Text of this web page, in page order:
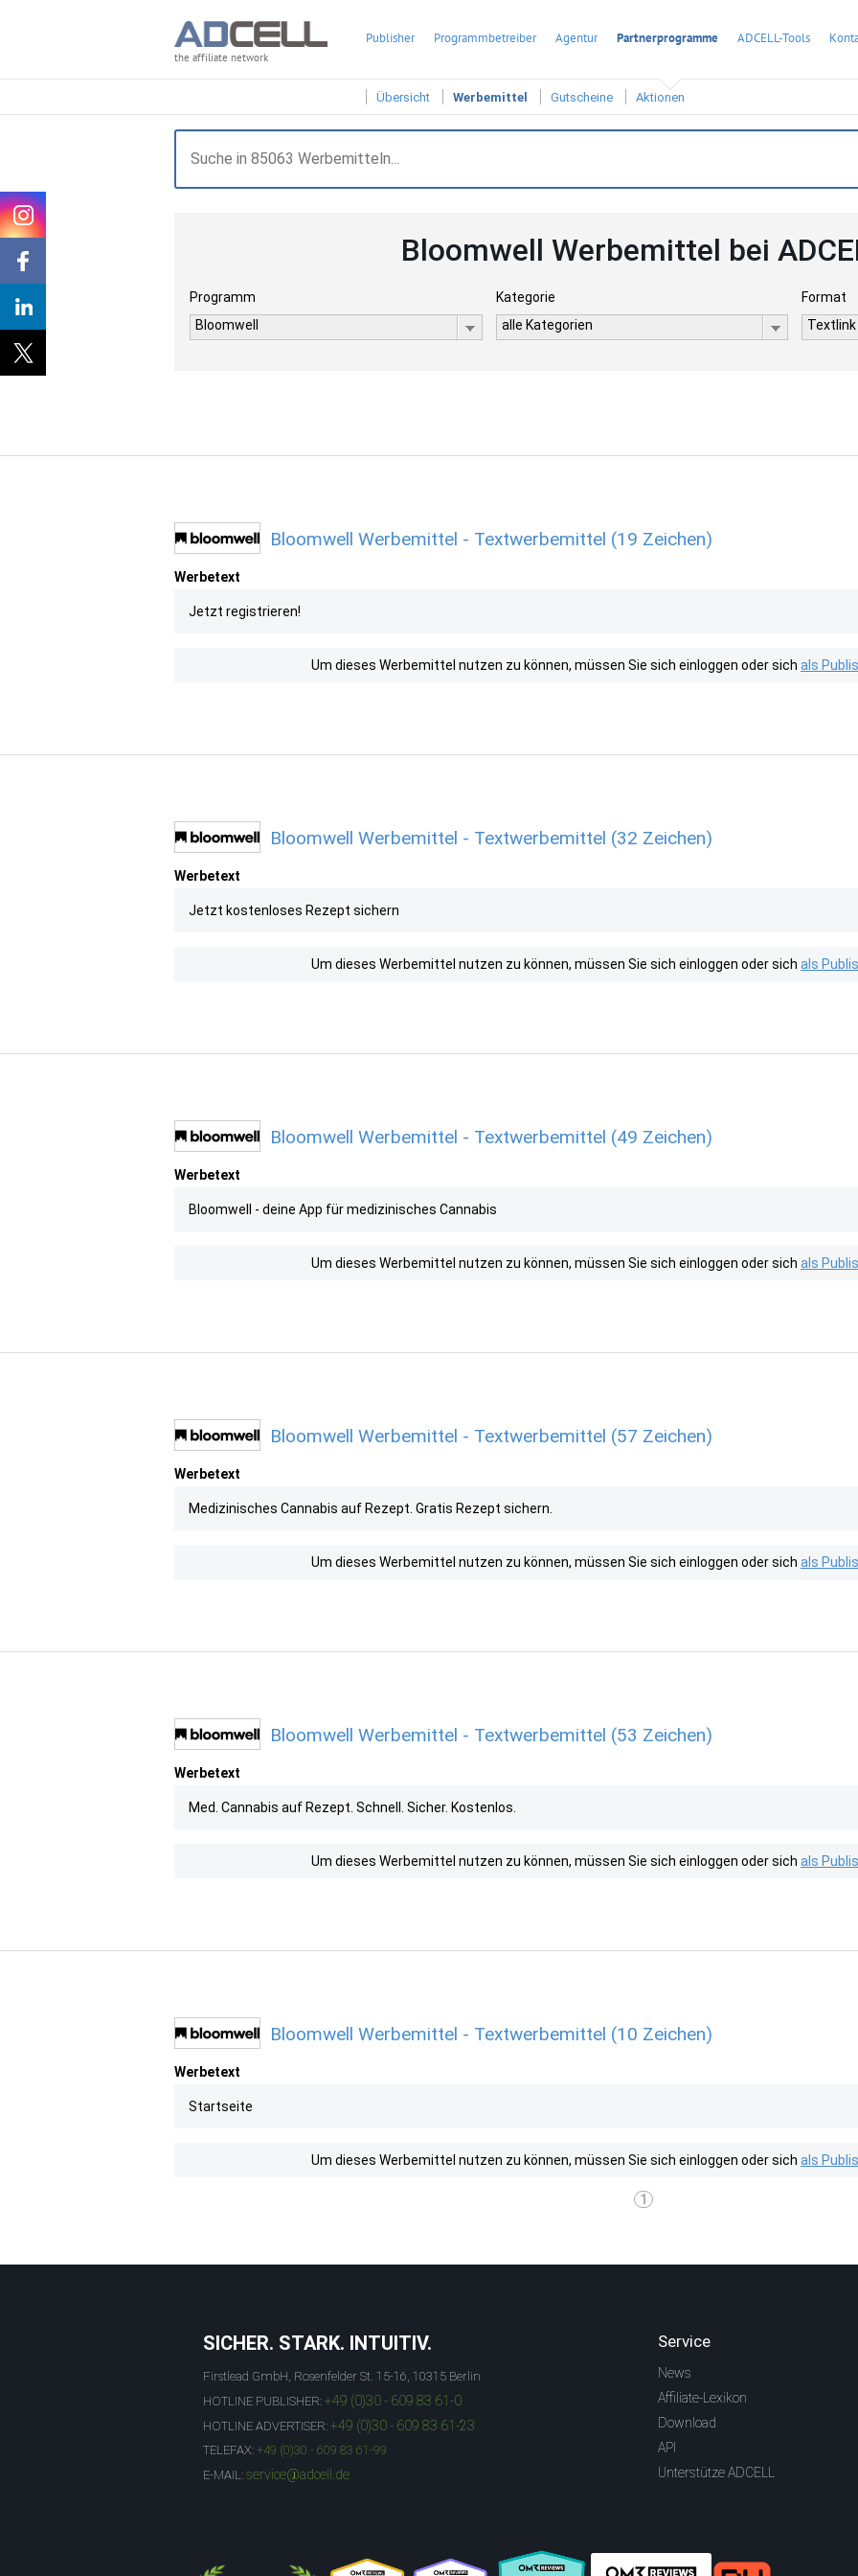
the affiliate network
Publisher Programmbetreiber Agentur Partnerprogramme ADCELL-Tools
Übersicht Werbemittel Gutscheine Aktionen
Bloomwell Werbemittel bei
Programm
Bloomwell
Kategorie
alle Kategorien
Format
Textlink
Bloomwell Werbemittel - Textwerbemittel (19 Zeichen)
Werbetext
Jetzt registrieren!
Um dieses Werbemittel nutzen zu können, müssen Sie sich einloggen oder sich als
Bloomwell Werbemittel - Textwerbemittel (32 Zeichen)
Werbetext
Jetzt kostenloses Rezept sichern
Um dieses Werbemittel nutzen zu können, müssen Sie sich einloggen oder sich als
Bloomwell Werbemittel - Textwerbemittel (49 Zeichen)
Werbetext
Bloomwell - deine App für medizinisches Cannabis
Um dieses Werbemittel nutzen zu können, müssen Sie sich einloggen oder sich als
Bloomwell Werbemittel - Textwerbemittel (57 Zeichen)
Werbetext
Medizinisches Cannabis auf Rezept. Gratis Rezept sichern.
Um dieses Werbemittel nutzen zu können, müssen Sie sich einloggen oder sich als
Bloomwell Werbemittel - Textwerbemittel (53 Zeichen)
Werbetext
Med. Cannabis auf Rezept. Schnell. Sicher. Kostenlos.
Um dieses Werbemittel nutzen zu können, müssen Sie sich einloggen oder sich als
Bloomwell Werbemittel - Textwerbemittel (10 Zeichen)
Werbetext
Startseite
Um dieses Werbemittel nutzen zu können, müssen Sie sich einloggen oder sich als
1
SICHER. STARK. INTUITIV.
Firstlead GmbH, Rosenfelder St. 15-16, 10315 Berlin
HOTLINE PUBLISHER: +49 (0)30 - 609 83 61-0
HOTLINE ADVERTISER: +49 (0)30 - 609 83 61-23
TELEFAX: +49 (0)30 - 609 83 61-99
E-MAIL: service@adcell.de
Service
News
Affiliate-Lexikon
Download
API
Unterstütze ADCELL